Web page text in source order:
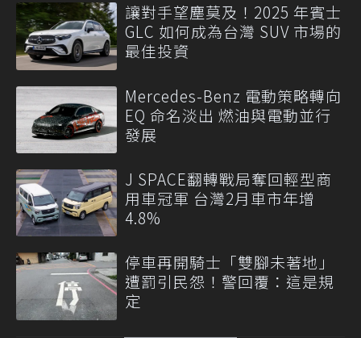
讓對手望塵莫及！2025 年賓士
GLC 如何成為台灣 SUV 市場的
最佳投資
Mercedes-Benz 電動策略轉向
EQ 命名淡出 燃油與電動並行
發展
J SPACE翻轉戰局奪回輕型商
用車冠軍 台灣2月車市年增
4.8%
停車再開騎士「雙腳未著地」
遭罰引民怨！警回覆：這是規
定